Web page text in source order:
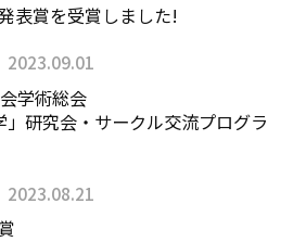
表賞を受賞しました!
2023.09.01
学術総会
研究会・サークル交流プログラ
2023.08.21